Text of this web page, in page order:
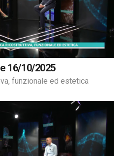
16/10/2025
funzionale ed estetica